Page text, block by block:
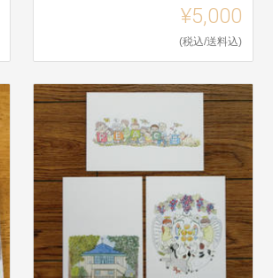
¥5,000
(税込/送料込)